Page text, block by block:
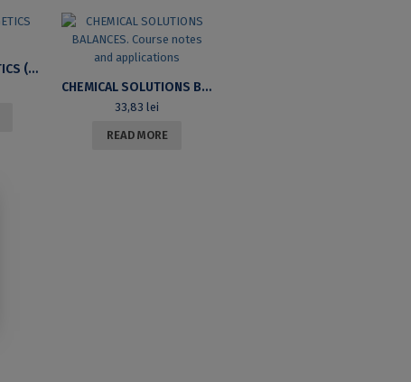
CHEMICAL ENERGETICS (2ND EDITION)
CHEMICAL SOLUTIONS BALANCES. COURSE NOTES AND APPLICATIONS
33,83lei
READ MORE